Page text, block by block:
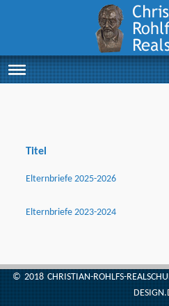
Titel
Elternbriefe 2025-2026
Elternbriefe 2023-2024
© 2018CHRISTIAN-ROHLFS-